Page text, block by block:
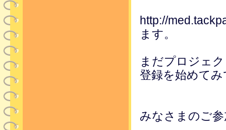
http://
ます。
まだプロジェ
登録を始めて
みなさまのご